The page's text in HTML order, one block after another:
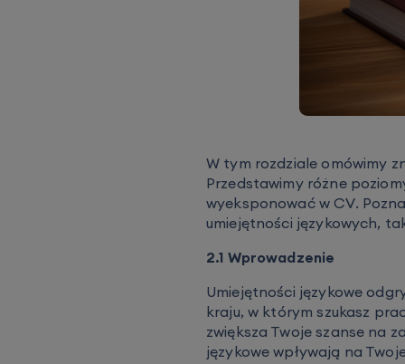
W tym rozdziale omówimy
Przedstawimy różne
wyeksponować w CV.
umiejętności językowych,
2.1 Wprowadzenie
Umiejętności językowe
kraju, w którym szukasz
zwiększa Twoje szanse na
językowe wpływają na